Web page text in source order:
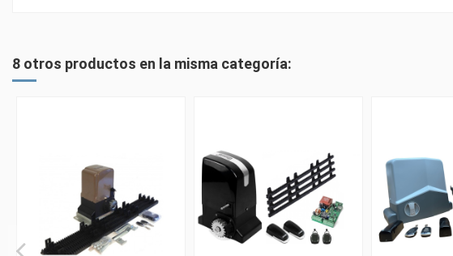
8 otros productos en la misma categoría: